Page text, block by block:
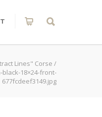
Lines" Corse /
18×24-front-
677fcdeef3149.jpg